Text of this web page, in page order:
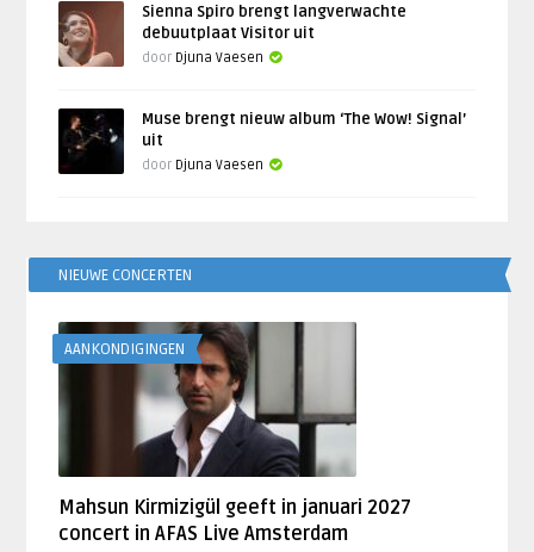
Sienna Spiro brengt langverwachte
debuutplaat Visitor uit
door Djuna Vaesen
Muse brengt nieuw album ‘The Wow! Signal’
uit
door Djuna Vaesen
NIEUWE CONCERTEN
AANKONDIGINGEN
Mahsun Kirmizigül geeft in januari 2027
concert in AFAS Live Amsterdam